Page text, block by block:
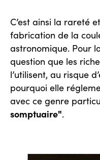
C’est ainsi la rareté
fabrication de la
astronomique. Pour
question que les
l’utilisent, au risque
pourquoi elle
avec ce genre
somptuaire".